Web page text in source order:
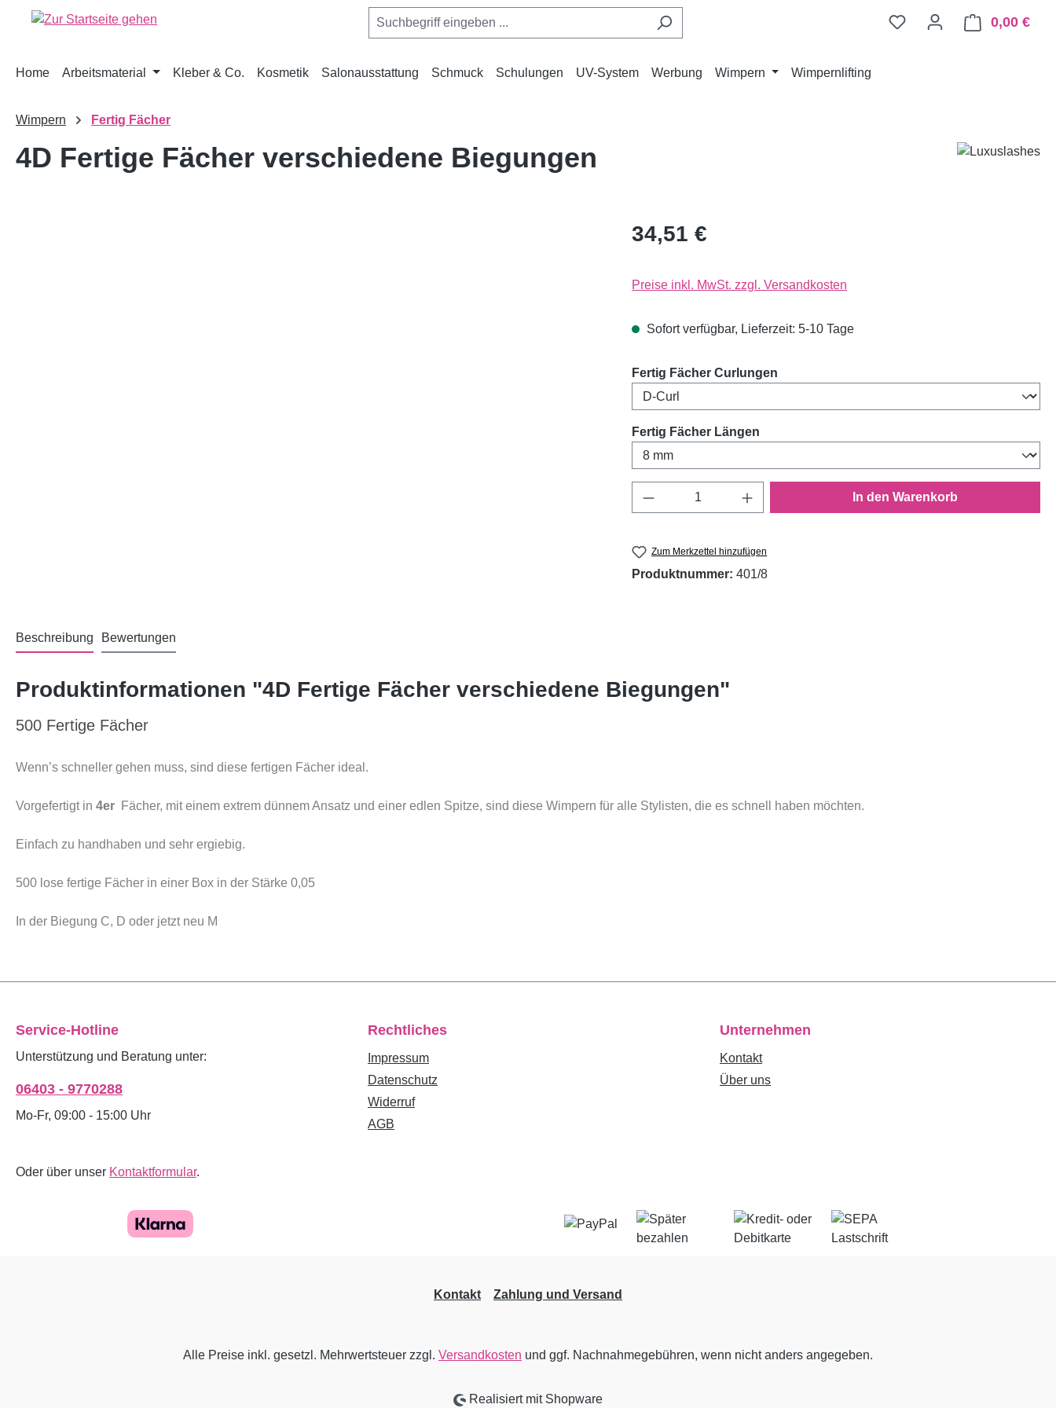
Zur Hauptnavigation springen 0,00 €
Home Arbeitsmaterial Kleber & Co. Kosmetik Salonausstattung Schmuck Schulungen UV-System Werbung Wimpern Wimpernlifting
Wimpern Fertig Fächer
4D Fertige Fächer verschiedene Biegungen
34,51 €
Preise inkl. MwSt. zzgl. Versandkosten
Sofort verfügbar, Lieferzeit: 5-10 Tage
Fertig Fächer Curlungen
Fertig Fächer Längen
Produkt Anzahl: Gib den gewünschten Wert ein
In den Warenkorb
Zum Merkzettel hinzufügen
Produktnummer: 401/8
Beschreibung Bewertungen
Produktinformationen "4D Fertige Fächer verschiedene Biegungen"
500 Fertige Fächer
Wenn’s schneller gehen muss, sind diese fertigen Fächer ideal.
Vorgefertigt in 4er Fächer, mit einem extrem dünnem Ansatz und einer edlen Spitze, sind diese Wimpern für alle Stylisten, die es schnell haben möchten.
Einfach zu handhaben und sehr ergiebig.
500 lose fertige Fächer in einer Box in der Stärke 0,05
In der Biegung C, D oder jetzt neu M
Service-Hotline
Unterstützung und Beratung unter:
06403 - 9770288
Mo-Fr, 09:00 - 15:00 Uhr
Oder über unser Kontaktformular.
Rechtliches
Impressum
Datenschutz
Widerruf
AGB
Unternehmen
Kontakt
Über uns
Kontakt Zahlung und Versand
Alle Preise inkl. gesetzl. Mehrwertsteuer zzgl. Versandkosten und ggf. Nachnahmegebühren, wenn nicht anders angegeben.
Realisiert mit Shopware